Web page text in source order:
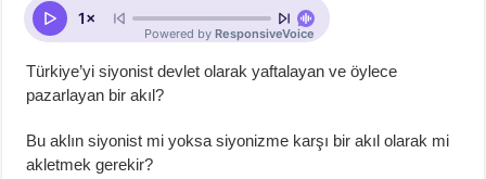
Türkiye’yi siyonist devlet olarak yaftalayan ve öylece
pazarlayan bir akıl?
Bu aklın siyonist mi yoksa siyonizme karşı bir akıl olarak mi
akletmek gerekir?